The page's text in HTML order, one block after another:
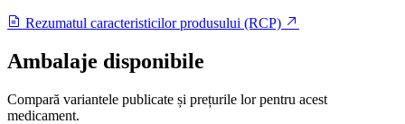
Rezumatul caracteristicilor produsului (RCP)
Ambalaje disponibile
Compară variantele publicate și prețurile lor pentru acest
medicament.